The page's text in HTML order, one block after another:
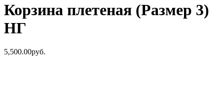
Корзина плетеная (Размер 3)
НГ
5,500.00руб.